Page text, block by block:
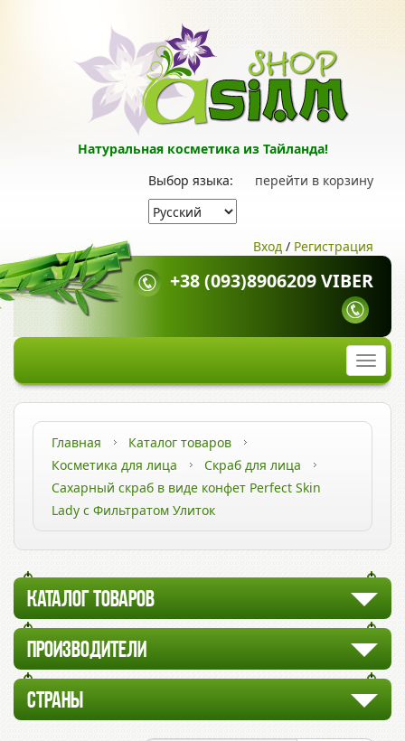
Натуральная косметика из Тайланда!
перейти в корзину
Выбор языка:
Вход / Регистрация
+38 (093)8906209 VIBER
Главная
Каталог товаров
Косметика для лица
Скраб для лица
Сахарный скраб в виде конфет Perfect Skin
Lady с Фильтратом Улиток
КАТАЛОГ ТОВАРОВ
ПРОИЗВОДИТЕЛИ
СТРАНЫ